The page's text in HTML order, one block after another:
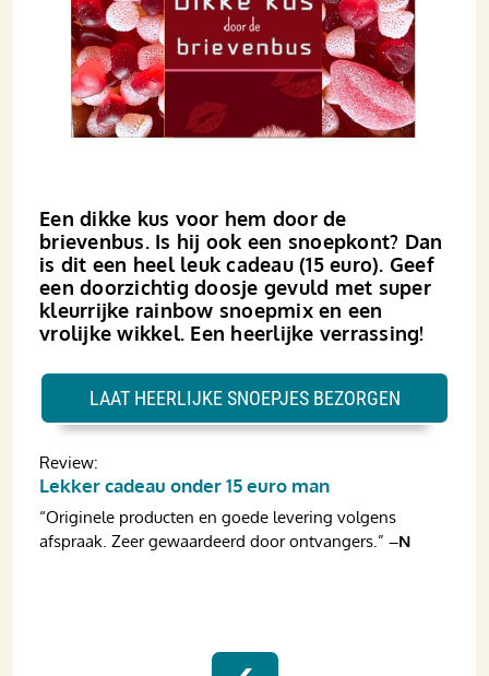
Een dikke kus voor hem door de
brievenbus. Is hij ook een snoepkont? Dan
is dit een heel leuk cadeau (15 euro). Geef
een doorzichtig doosje gevuld met super
kleurrijke rainbow snoepmix en een
vrolijke wikkel. Een heerlijke verrassing!
Review:
Lekker cadeau onder 15 euro man
“Originele producten en goede levering volgens
afspraak. Zeer gewaardeerd door ontvangers.” –N
LAAT HEERLIJKE SNOEPJES BEZORGEN